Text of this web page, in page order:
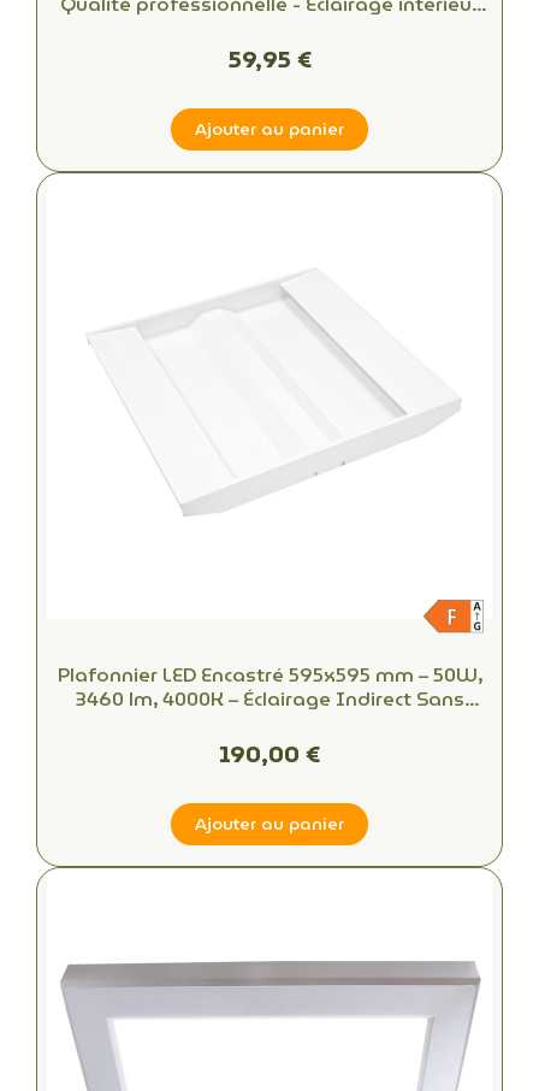
59,95 €
Ajouter au panier
Plafonnier LED Encastré 595x595 mm – 50W,
3460 lm, 4000K – Éclairage Indirect Sans
190,00 €
Ajouter au panier